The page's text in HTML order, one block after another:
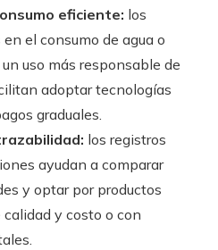
eficiente: los
el consumo de agua o
uso más responsable de
adoptar tecnologías
graduales.
los registros
ayudan a comparar
y optar por productos
y costo o con